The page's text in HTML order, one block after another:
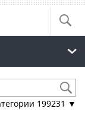
199231 ▼